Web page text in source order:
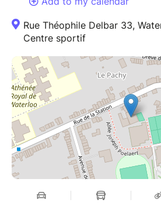
Rue Théophile Delbar 33,
Centre sportif